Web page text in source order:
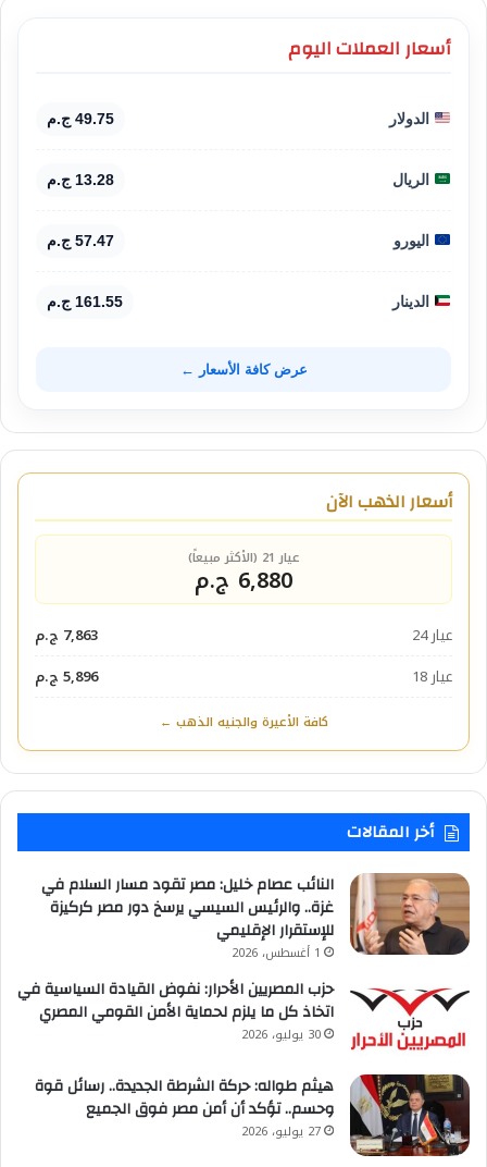
أسعار العملات اليوم
الدولار 49.75 ج.م
الريال 13.28 ج.م
اليورو 57.47 ج.م
الدينار 161.55 ج.م
عرض كافة الأسعار ←
أسعار الذهب الآن
عيار 21 (الأكثر مبيعاً)
6,880 ج.م
عيار 24
7,863 ج.م
عيار 18
5,896 ج.م
كافة الأعيرة والجنيه الذهب ←
أخر المقالات
النائب عصام خليل: مصر تقود مسار السلام في
غزة.. والرئيس السيسي يرسخ دور مصر كركيزة
للإستقرار الإقليمي
1 أغسطس، 2026
حزب المصريين الأحرار: نفوض القيادة السياسية في
اتخاذ كل ما يلزم لحماية الأمن القومي المصري
30 يوليو، 2026
هيثم طواله: حركة الشرطة الجديدة.. رسائل قوة
وحسم.. تؤكد أن أمن مصر فوق الجميع
27 يوليو، 2026